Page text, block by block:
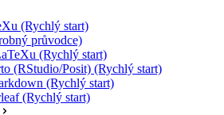
(Rychlý start)
průvodce)
(Rychlý start)
(RStudio/Posit) (Rychlý start)
(Rychlý start)
(Rychlý start)